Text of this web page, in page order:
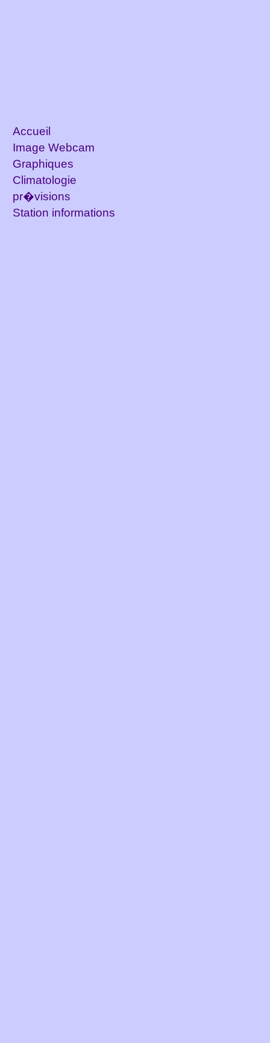
Accueil
Image Webcam
Graphiques
Climatologie
pr�visions
Station informations